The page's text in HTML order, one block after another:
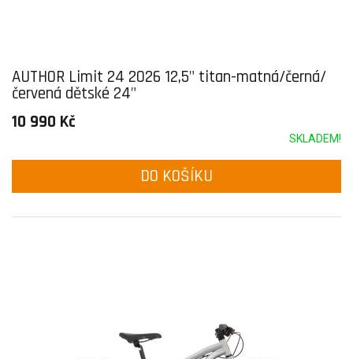
AUTHOR Limit 24 2026 12,5" titan-matná/černá/
červená dětské 24"
10 990 Kč
SKLADEM!
DO KOŠÍKU